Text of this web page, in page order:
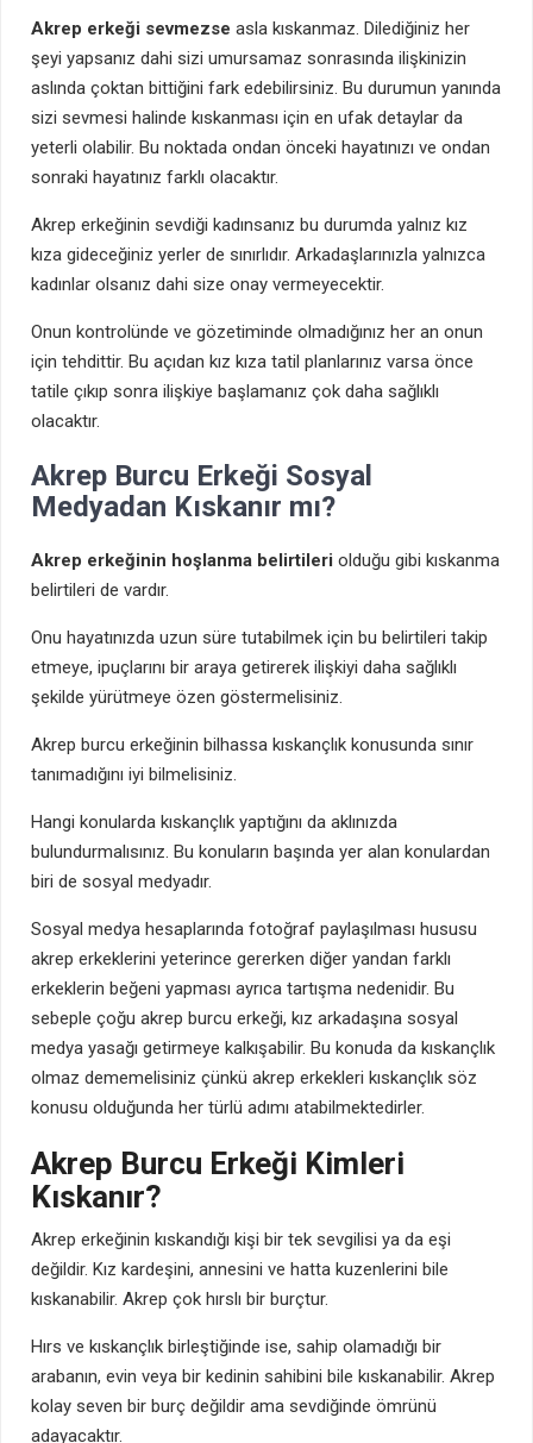
Akrep erkeği sevmezse asla kıskanmaz. Dilediğiniz her
şeyi yapsanız dahi sizi umursamaz sonrasında ilişkinizin
aslında çoktan bittiğini fark edebilirsiniz. Bu durumun yanında
sizi sevmesi halinde kıskanması için en ufak detaylar da
yeterli olabilir. Bu noktada ondan önceki hayatınızı ve ondan
sonraki hayatınız farklı olacaktır.
Akrep erkeğinin sevdiği kadınsanız bu durumda yalnız kız
kıza gideceğiniz yerler de sınırlıdır. Arkadaşlarınızla yalnızca
kadınlar olsanız dahi size onay vermeyecektir.
Onun kontrolünde ve gözetiminde olmadığınız her an onun
için tehdittir. Bu açıdan kız kıza tatil planlarınız varsa önce
tatile çıkıp sonra ilişkiye başlamanız çok daha sağlıklı
olacaktır.
Akrep Burcu Erkeği Sosyal
Medyadan Kıskanır mı?
Akrep erkeğinin hoşlanma belirtileri olduğu gibi kıskanma
belirtileri de vardır.
Onu hayatınızda uzun süre tutabilmek için bu belirtileri takip
etmeye, ipuçlarını bir araya getirerek ilişkiyi daha sağlıklı
şekilde yürütmeye özen göstermelisiniz.
Akrep burcu erkeğinin bilhassa kıskançlık konusunda sınır
tanımadığını iyi bilmelisiniz.
Hangi konularda kıskançlık yaptığını da aklınızda
bulundurmalısınız. Bu konuların başında yer alan konulardan
biri de sosyal medyadır.
Sosyal medya hesaplarında fotoğraf paylaşılması hususu
akrep erkeklerini yeterince gererken diğer yandan farklı
erkeklerin beğeni yapması ayrıca tartışma nedenidir. Bu
sebeple çoğu akrep burcu erkeği, kız arkadaşına sosyal
medya yasağı getirmeye kalkışabilir. Bu konuda da kıskançlık
olmaz dememelisiniz çünkü akrep erkekleri kıskançlık söz
konusu olduğunda her türlü adımı atabilmektedirler.
Akrep Burcu Erkeği Kimleri
Kıskanır?
Akrep erkeğinin kıskandığı kişi bir tek sevgilisi ya da eşi
değildir. Kız kardeşini, annesini ve hatta kuzenlerini bile
kıskanabilir. Akrep çok hırslı bir burçtur.
Hırs ve kıskançlık birleştiğinde ise, sahip olamadığı bir
arabanın, evin veya bir kedinin sahibini bile kıskanabilir. Akrep
kolay seven bir burç değildir ama sevdiğinde ömrünü
adayacaktır.